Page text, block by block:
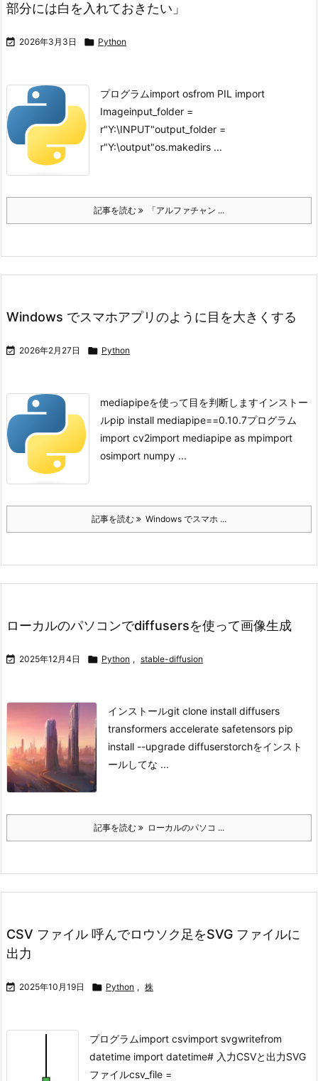
部分には白を入れておきたい」
 2026年3月3日  Python
プログラムimport osfrom PIL import
Imageinput_folder =
r"Y:\INPUT"output_folder =
r"Y:\output"os.makedirs ...
記事を読む 「アルファチャン ...
Windows でスマホアプリのように目を大きくする
 2026年2月27日  Python
mediapipeを使って目を判断しますインストー
ルpip install mediapipe==0.10.7プログラム
import cv2import mediapipe as mpimport
osimport numpy ...
記事を読む Windows でスマホ ...
ローカルのパソコンでdiffusersを使って画像生成
 2025年12月4日  Python , stable-diffusion
インストールgit clone install diffusers
transformers accelerate safetensors pip
install --upgrade diffuserstorchをインスト
ールしてな ...
記事を読む ローカルのパソコ ...
CSV ファイル 呼んでロウソク足をSVG ファイルに
出力
 2025年10月19日  Python , 株
プログラムimport csvimport svgwritefrom
datetime import datetime# 入力CSVと出力SVG
ファイルcsv_file =